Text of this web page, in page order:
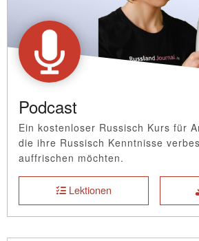
Podcast
Ein kostenloser Russisch Kurs für
die ihre Russisch Kenntnisse
auffrischen möchten.
Lektionen